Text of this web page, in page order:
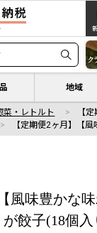
地域
菜・レトルト
【
【定期便2ヶ月】【
風味豊かな
餃子(18個入